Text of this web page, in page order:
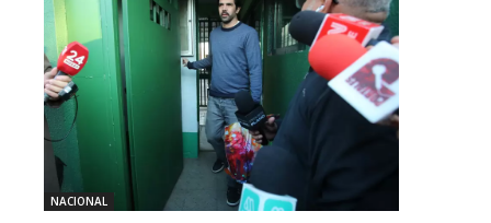
NACIONAL